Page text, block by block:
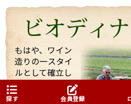
くれました。 途中で「もう大丈
っても、「これを飲んでくれ」
なワインを持ってきてくれてワ
などたくさん話していた
そんな訪問の様子を一部まと
い。 また動画も撮影したものを
たのでご一緒にどうぞ。 少しで
いが伝わればいいなと思
もはや、ワイン
造りの一スタイ
ルとして確立し
た「ビオディナ
（ビオダイナミ
探す 会員登録